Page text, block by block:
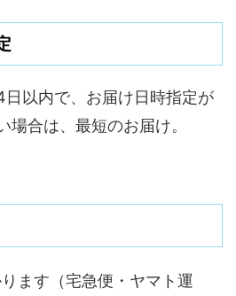
以内で、お届け日時指定が
場合は、最短のお届け。
ます（宅急便・ヤマト運